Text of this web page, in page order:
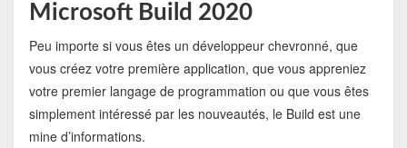
Microsoft Build 2020
Peu importe si vous êtes un développeur chevronné, que
vous créez votre première application, que vous appreniez
votre premier langage de programmation ou que vous êtes
simplement intéressé par les nouveautés, le Build est une
mine d’informations.